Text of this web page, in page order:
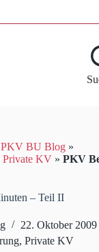
PKV BU Blog »
Private KV » PKV
– Teil II
22. Oktober 2009
, Private KV